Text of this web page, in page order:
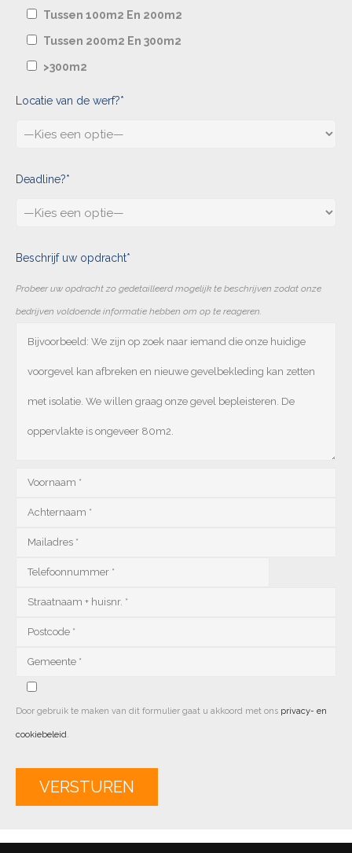
Tussen 100m2 En 200m2
Tussen 200m2 En 300m2
>300m2
Locatie van de werf?*
Deadline?*
Beschrijf uw opdracht*
Probeer uw opdracht zo gedetailleerd mogelijk te beschrijven zodat onze
bedrijven voldoende informatie hebben om op te reageren.
Door gebruik te maken van dit formulier gaat u akkoord met ons privacy- en
cookiebeleid.